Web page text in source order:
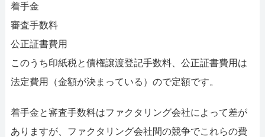
着手金
審査手数料
公正証書費用
このうち印紙税と債権譲渡登記手数料、公正証書費用は
法定費用（金額が決まっている）ので定額です。
着手金と審査手数料はファクタリング会社によって差が
ありますが、ファクタリング会社間の競争でこれらの費